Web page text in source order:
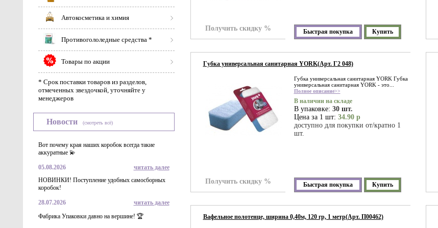
Автокосметика и химия
Противогололедные средства *
Товары по акции
* Срок поставки товаров из разделов,
отмеченных звездочкой, уточняйте у
менеджеров
Новости (смотреть всё)
Вот почему края наших коробок всегда такие
аккуратные 💫
05.08.2026
читать далее
НОВИНКИ! Поступление удобных самосборных
коробок!
28.07.2026
читать далее
Фабрика Упаковки давно на вершине! 🏆
Получить скидку % Быстрая покупка Купить
Губка универсальная санитарная YORK(Арт. Г2 048)
Губка универсальная санитарная YORK Губка
универсальная санитарная YORK - это...
Полное описание>>
В наличии на складе
В упаковке: 30 шт.
Цена за 1 шт: 34.90 р
доступно для покупки от/кратно 1
шт.
Получить скидку % Быстрая покупка Купить
Вафельное полотенце, ширина 0,40м, 120 гр, 1 метр(Арт. П00462)